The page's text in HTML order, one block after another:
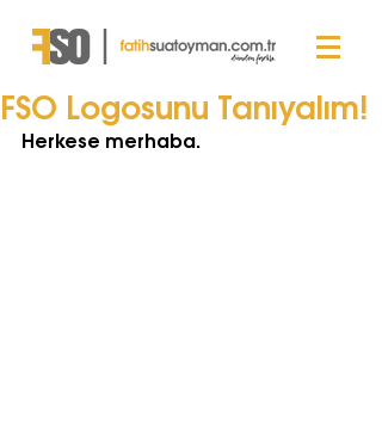
FSO Logosunu Tanıyalım!
Herkese merhaba.